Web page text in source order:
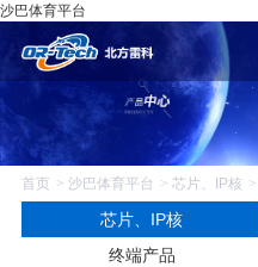
沙巴体育平台
首页 沙巴体育平台 芯片、IP核
芯片、IP核
终端产品